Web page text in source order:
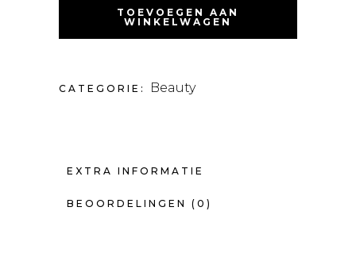
HYALURONZUUR
TOEVOEGEN AAN
WINKELWAGEN
CATEGORIE: Beauty
EXTRA INFORMATIE
BEOORDELINGEN (0)